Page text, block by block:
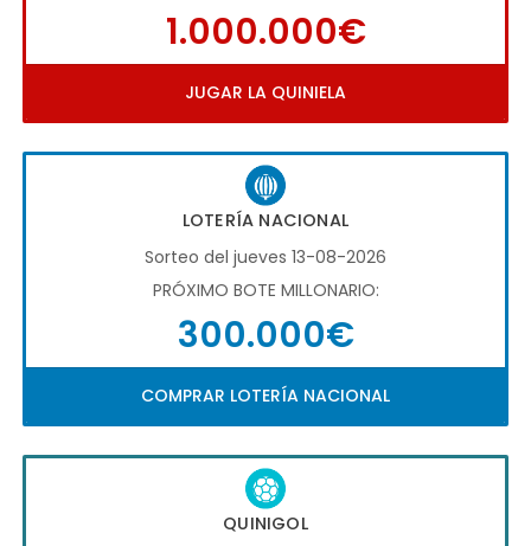
1.000.000€
JUGAR LA QUINIELA
LOTERÍA NACIONAL
Sorteo del jueves 13-08-2026
PRÓXIMO BOTE MILLONARIO:
300.000€
COMPRAR LOTERÍA NACIONAL
QUINIGOL